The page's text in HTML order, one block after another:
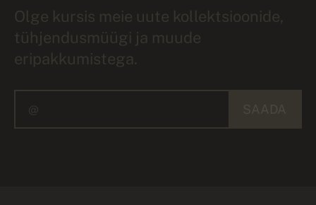
Olge kursis meie uute kollektsioonide,
tühjendusmüügi ja muude
eripakkumistega.